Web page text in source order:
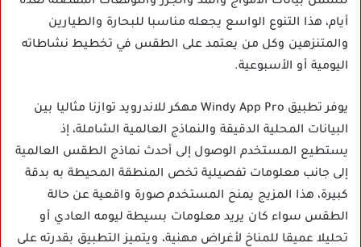
أيام، هذا التنوع الواسع يجعله مناسبا للبحارة والطيارين
والمتنزهين وكل من يعتمد على الطقس في تخطيط نشاطاته
اليومية أو الأسبوعية.
يوفر تطبيق Windy App Pro مهكر للاندرويد توازنا مثاليا بين
البيانات المحلية الدقيقة والنماذج العالمية الشاملة، إذ
يستطيع المستخدم الوصول إلى أحدث نماذج الطقس العالمية
إلى جانب معلومات تفصيلية تخص المنطقة المحيطة به بدقة
كبيرة، هذا المزيج يمنح المستخدم صورة واقعية عن حالة
الطقس سواء كان يريد معلومات بسيطة ليومه العادي أو
تحليلا عميقا للمناخ لأغراض مهنية، ويتميز التطبيق بقدرته على